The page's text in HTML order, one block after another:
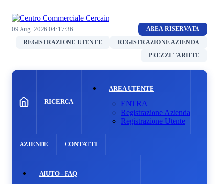
09 Aug. 2026 04:17:36
AREA RISERVATA
REGISTRAZIONE UTENTE
REGISTRAZIONE AZIENDA
PREZZI-TARIFFE
RICERCA
AREA UTENTE
ENTRA
Registrazione Azienda
Registrazione Utente
AZIENDE CONTATTI
AIUTO - FAQ